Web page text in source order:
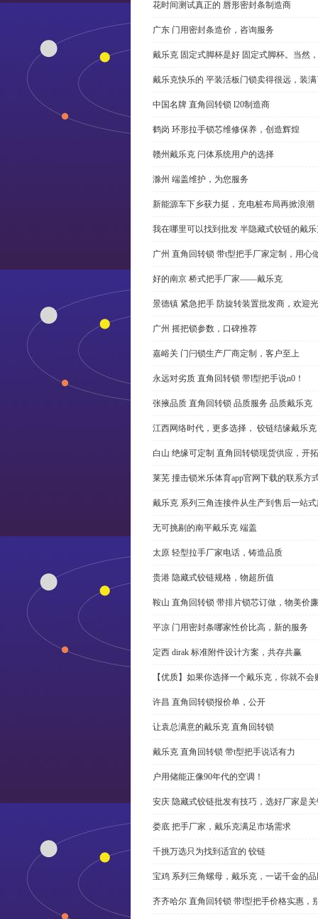
花时间测试真正的 唇形密封条制造商
广东 门用密封条造价，咨询服务
戴乐克 固定式脚杯是好 固定式脚杯。当然
戴乐克快乐的 平装活板门锁卖得很远，装
中国名牌 直角回转锁 l20制造商
鹤岗 环形拉手锁芯维修保养，创造辉煌
赣州戴乐克 闩体系统用户的选择
滁州 端盖维护，为您服务
新能源车下乡获力挺，充电桩布局再掀浪潮
我在哪里可以找到批发 半隐藏式铰链的戴
广州 直角回转锁 带t型把手厂家定制，用心
好的南京 桥式把手厂家——戴乐克
景德镇 紧急把手 防旋转装置批发商，欢迎
广州 摇把锁参数，口碑推荐
嘉峪关 门闩锁生产厂商定制，客户至上
永远对劣质 直角回转锁 带l型把手说n0！
张掖品质 直角回转锁 品质服务 品质戴乐克
江西网络时代，更多选择， 铰链结缘戴乐克
白山 绝缘可定制 直角回转锁现货供应，开
莱芜 撞击锁米乐体育app官网下载的联系方
戴乐克 系列三角连接件从生产到售后一站
无可挑剔的南平戴乐克 端盖
太原 轻型拉手厂家电话，铸造品质
贵港 隐藏式铰链规格，物超所值
鞍山 直角回转锁 带排片锁芯订做，物美价廉
平凉 门用密封条哪家性价比高，新的服务
定西 dirak 标准附件设计方案，共存共赢
【优质】如果你选择一个戴乐克，你就不
许昌 直角回转锁报价单，公开
让袁总满意的戴乐克 直角回转锁
戴乐克 直角回转锁 带t型把手说话有力
户用储能正像90年代的空调！
安庆 隐藏式铰链批发有技巧，选好厂家是
娄底 把手厂家，戴乐克满足市场需求
千挑万选只为找到适宜的 铰链
宝鸡 系列三角螺母，戴乐克，一诺千金的
齐齐哈尔 直角回转锁 带l型把手价格实惠，